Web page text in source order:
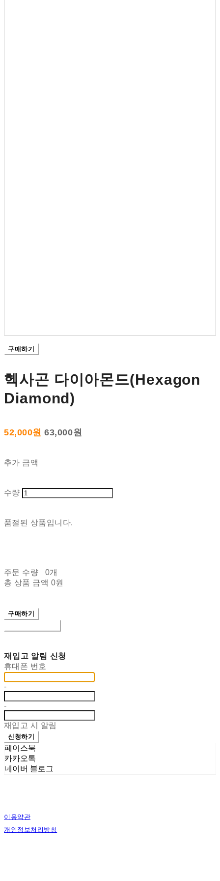
구매하기
헥사곤 다이아몬드(Hexagon
Diamond)
52,000원63,000원
추가 금액
수량
품절된 상품입니다.
주문 수량
0개
총 상품 금액 0원
구매하기
재입고 알림 신청
휴대폰 번호
-
-
재입고 시 알림
신청하기
페이스북
카카오톡
네이버 블로그
이용약관
개인정보처리방침